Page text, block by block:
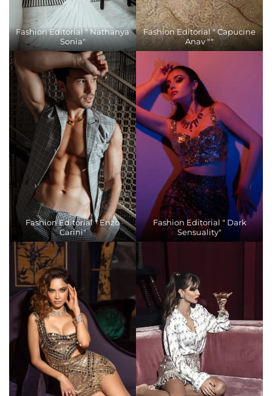
Fashion Editorial " Nathanya
Sonia"
Fashion Editorial " Capucine
Anav ""
Fashion Editorial " Enzo
Carini"
Fashion Editorial " Dark
Sensuality"